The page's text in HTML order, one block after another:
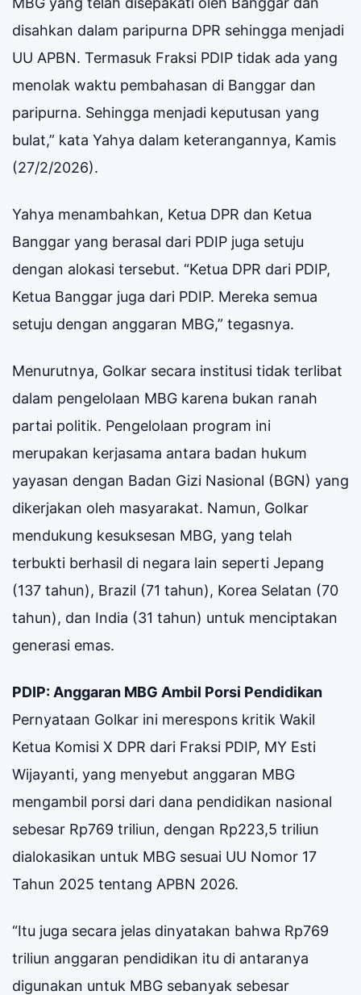
disahkan dalam paripurna DPR sehingga menjadi
UU APBN. Termasuk Fraksi PDIP tidak ada yang
menolak waktu pembahasan di Banggar dan
paripurna. Sehingga menjadi keputusan yang
bulat,” kata Yahya dalam keterangannya, Kamis
(27/2/2026).
Yahya menambahkan, Ketua DPR dan Ketua
Banggar yang berasal dari PDIP juga setuju
dengan alokasi tersebut. “Ketua DPR dari PDIP,
Ketua Banggar juga dari PDIP. Mereka semua
setuju dengan anggaran MBG,” tegasnya.
Menurutnya, Golkar secara institusi tidak terlibat
dalam pengelolaan MBG karena bukan ranah
partai politik. Pengelolaan program ini
merupakan kerjasama antara badan hukum
yayasan dengan Badan Gizi Nasional (BGN) yang
dikerjakan oleh masyarakat. Namun, Golkar
mendukung kesuksesan MBG, yang telah
terbukti berhasil di negara lain seperti Jepang
(137 tahun), Brazil (71 tahun), Korea Selatan (70
tahun), dan India (31 tahun) untuk menciptakan
generasi emas.
PDIP: Anggaran MBG Ambil Porsi Pendidikan
Pernyataan Golkar ini merespons kritik Wakil
Ketua Komisi X DPR dari Fraksi PDIP, MY Esti
Wijayanti, yang menyebut anggaran MBG
mengambil porsi dari dana pendidikan nasional
sebesar Rp769 triliun, dengan Rp223,5 triliun
dialokasikan untuk MBG sesuai UU Nomor 17
Tahun 2025 tentang APBN 2026.
“Itu juga secara jelas dinyatakan bahwa Rp769
triliun anggaran pendidikan itu di antaranya
digunakan untuk MBG sebanyak sebesar